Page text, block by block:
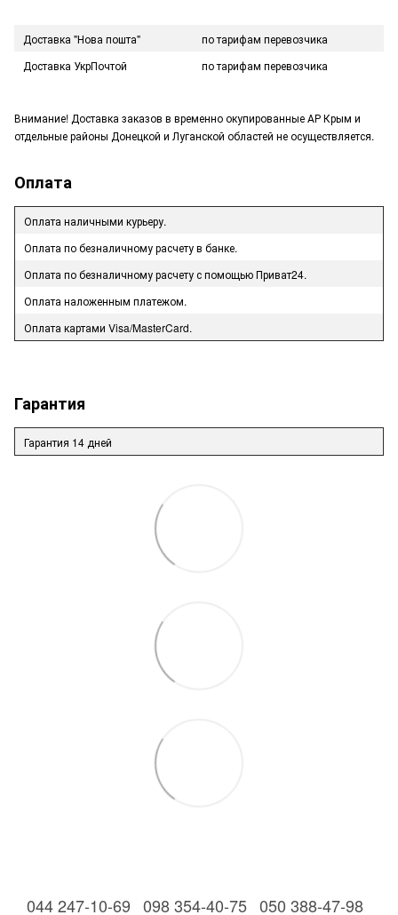
Доставка "Нова пошта"
по тарифам перевозчика
Доставка УкрПочтой
по тарифам перевозчика
Внимание! Доставка заказов в временно окупированные АР Крым и
отдельные районы Донецкой и Луганской областей не осуществляется.
Оплата
Оплата наличными курьеру.
Оплата по безналичному расчету в банке.
Оплата по безналичному расчету с помощью Приват24.
Оплата наложенным платежом.
Оплата картами Visa/MasterCard.
Гарантия
Гарантия 14 дней
044 247-10-69 098 354-40-75 050 388-47-98